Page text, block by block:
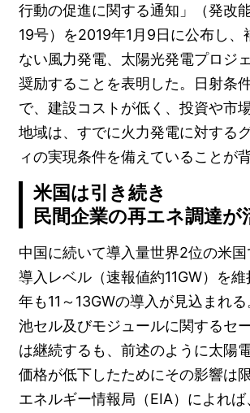
行動の促進に関する通知」（発改
19号）を2019年1月9日に公布し、
ない風力発電、太陽光発電プロジ
奨励することを表明した。日射条
で、建設コストが低く、投資や市
地域は、すでに火力発電に対する
ィの実現条件を備えていることが
米国は引き続き
民間企業の再エネ調達が
中国に続いて導入量世界2位の米
導入レベル（速報値約11GW）を
年も11～13GWの導入が見込まれ
池セル及びモジュールに関するセ
は継続するも、前述のように太陽
価格が低下したためにその影響は
エネルギー情報局（EIA）によれ